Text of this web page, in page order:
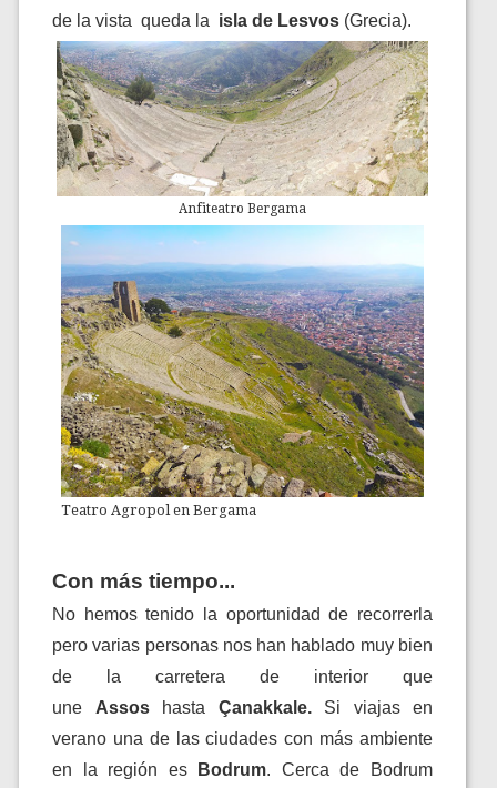
de la vista queda la isla de Lesvos (Grecia).
Anfiteatro Bergama
Teatro Agropol en Bergama
Con más tiempo...
No hemos tenido la oportunidad de recorrerla
pero varias personas nos han hablado muy bien
de la carretera de interior que
une Assoshasta Çanakkale. Si viajas en
verano una de las ciudades con más ambiente
en la región es
Bodrum. Cerca de Bodrum